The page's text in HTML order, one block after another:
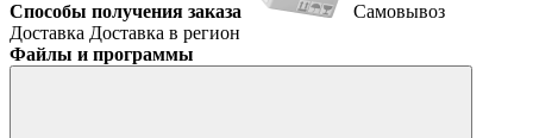
Способы получения заказа
Самовывоз
Доставка Доставка в регион
Файлы и программы